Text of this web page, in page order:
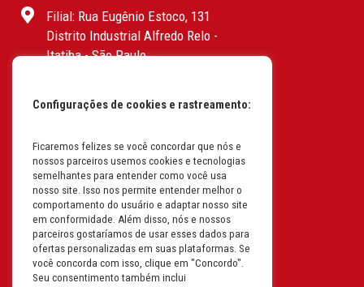
Filial: Rua Eugênio Estoco, 131
Distrito Industrial Alfredo Relo -
Itatiba - São Paulo
I.E: 382.096.357.1147
Filial: Av. Odila Chaves Rodrigues,
1277
Parque industrial RM - Condomínio
Therapark - Jundiaí - São Paulo
CEP: 13.213-087 | CNPJ:
61.193.496/0018-08
I.E: 407.642.800.114
Configurações de cookies e rastreamento:
Ficaremos felizes se você concordar que nós e
nossos parceiros usemos cookies e tecnologias
semelhantes para entender como você usa
nosso site. Isso nos permite entender melhor o
comportamento do usuário e adaptar nosso site
em conformidade. Além disso, nós e nossos
parceiros gostaríamos de usar esses dados para
ofertas personalizadas em suas plataformas. Se
você concorda com isso, clique em "Concordo".
Seu consentimento também inclui